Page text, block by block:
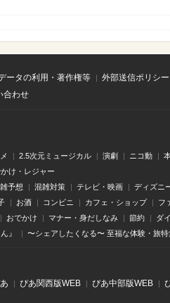
ータの利用・著作権等 外部送信ポリシー
合わせ
2.5次元ミュージカル 演劇 ニコ動
け・レジャー
予想 混雑対策 テレビ・映画 ディズニ
お酒 コンビニ カフェ・ショップ フ
おでかけ マナー・身だしなみ 節約 ダ
』 〜シェアしたくなる〜 至福な体験・旅特
ぴあ関⻄版WEB ぴあ中部版WEB